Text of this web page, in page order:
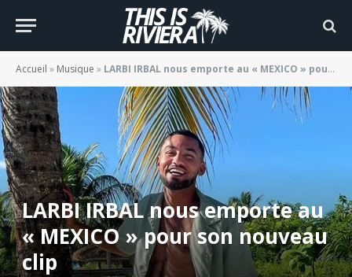
Accueil » Musique » LARBI IRBAL nous emporte au « MEXICO » pour son nouveau clip
LARBI IRBAL nous emporte au
« MEXICO » pour son nouveau
clip